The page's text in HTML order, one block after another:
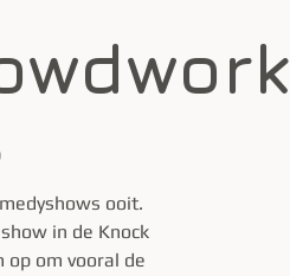
ooit.
in de Knock
op om vooral de